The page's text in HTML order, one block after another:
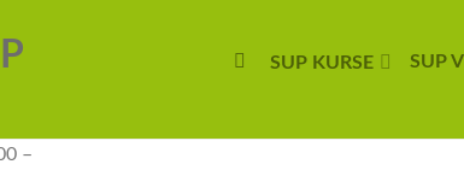
SUP KURSE SUP
–